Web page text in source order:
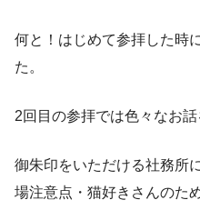
何と！はじめて参拝した時
た。
2回目の参拝では色々なお話
御朱印をいただける社務所
場注意点・猫好きさんのた